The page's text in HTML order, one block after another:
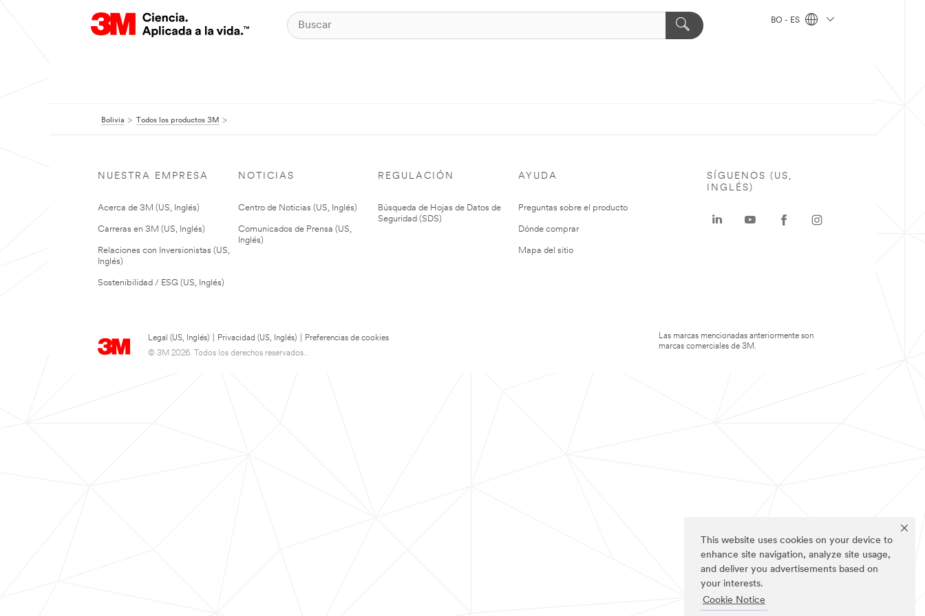
This website uses cookies on your device to
enhance site navigation, analyze site usage,
and deliver you advertisements based on
your interests.
Cookie Notice
BO - ES
Bolivia Todos los productos 3M
NUESTRA EMPRESA
Acerca de 3M (US, Inglés)
Carreras en 3M (US, Inglés)
Relaciones con Inversionistas (US,
Inglés)
Sostenibilidad / ESG (US, Inglés)
NOTICIAS
Centro de Noticias (US, Inglés)
Comunicados de Prensa (US,
Inglés)
REGULACIÓN
Búsqueda de Hojas de Datos de
Seguridad (SDS)
AYUDA
Preguntas sobre el producto
Dónde comprar
Mapa del sitio
Legal (US, Inglés) Privacidad (US, Inglés)
Preferencias de cookies
© 3M 2026. Todos los derechos reservados..
SÍGUENOS (US,
INGLÉS)
Las marcas mencionadas anteriormente son
marcas comerciales de 3M.